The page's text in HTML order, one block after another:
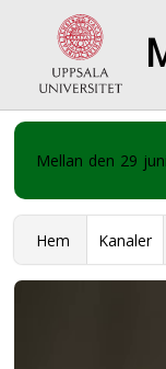
Mellan den 29
Hem Kanaler